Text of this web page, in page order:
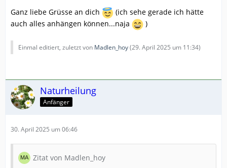
Ganz liebe Grüsse an dich
(ich sehe gerade ich hätte
auch alles anhängen können...naja
)
Einmal editiert, zuletzt von Madlen_hoy(29. April 2025 um 11:34)
Naturheilung
Anfänger
30. April 2025 um 06:46
Zitat von Madlen_hoy